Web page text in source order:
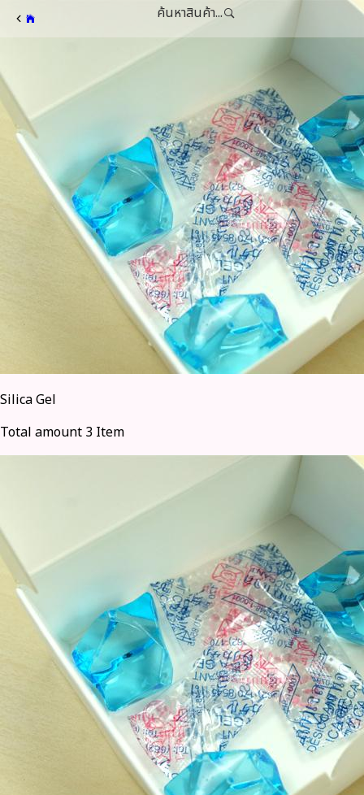
ค้นหาสินค้า...
Silica Gel
Total amount 3 Item